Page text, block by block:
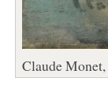
Claude Monet,